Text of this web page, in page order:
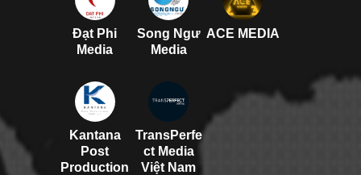
Đạt Phi
Media
Song Ngư
Media
ACE MEDIA
Kantana
Post
Production
TransPerfe
ct Media
Việt Nam